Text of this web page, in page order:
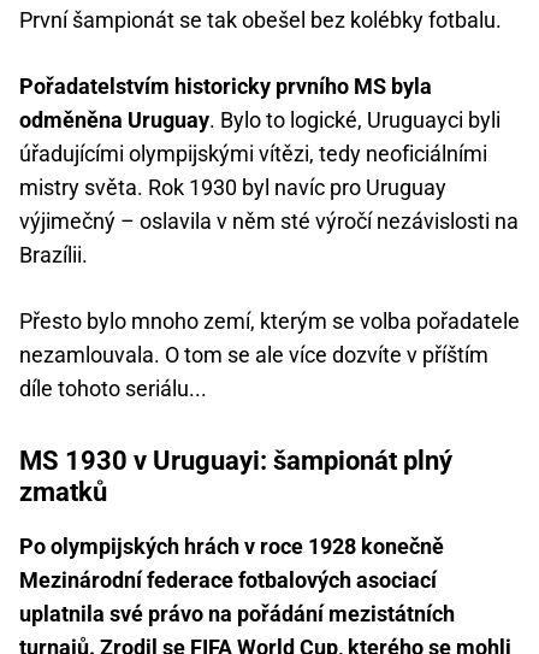
První šampionát se tak obešel bez kolébky fotbalu.
Pořadatelstvím historicky prvního MS byla
odměněna Uruguay. Bylo to logické, Uruguayci byli
úřadujícími olympijskými vítězi, tedy neoficiálními
mistry světa. Rok 1930 byl navíc pro Uruguay
výjimečný – oslavila v něm sté výročí nezávislosti na
Brazílii.
Přesto bylo mnoho zemí, kterým se volba pořadatele
nezamlouvala. O tom se ale více dozvíte v příštím
díle tohoto seriálu...
MS 1930 v Uruguayi: šampionát plný
zmatků
Po olympijských hrách v roce 1928 konečně
Mezinárodní federace fotbalových asociací
uplatnila své právo na pořádání mezistátních
turnajů. Zrodil se FIFA World Cup, kterého se mohli